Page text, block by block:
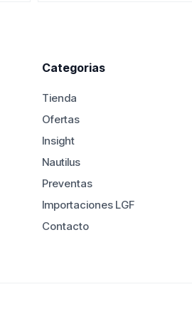
Categorias
Tienda
Ofertas
Insight
Nautilus
Preventas
Importaciones LGF
Contacto